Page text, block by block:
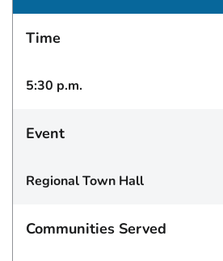
Time
5:30 p.m.
Event
Regional Town Hall
Communities Served